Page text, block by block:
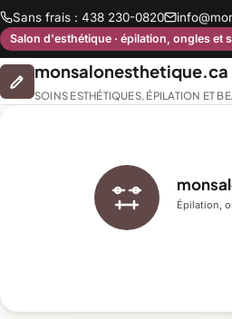
Sans frais : 438 230-0820
Salon d'esthétique · épilation, ongles et
monsalonesthetique.ca
SOINS ESTHÉTIQUES, ÉPILATION ET
Épilation,